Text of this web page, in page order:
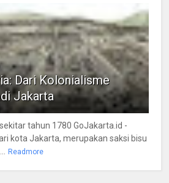
Dari Kolonialisme
Jakarta
tahun 1780 GoJakarta.id -
kota Jakarta, merupakan saksi bisu
Readmore